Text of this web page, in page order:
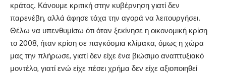
κράτος. Κάνουμε κριτική στην κυβέρνηση γιατί δεν
παρενέβη, αλλά άφησε τάχα την αγορά να λειτουργήσει.
Θέλω να υπενθυμίσω ότι όταν ξεκίνησε η οικονομική κρίση
το 2008, ήταν κρίση σε παγκόσμια κλίμακα, όμως η χώρα
μας την πλήρωσε, γιατί δεν είχε ένα βιώσιμο αναπτυξιακό
μοντέλο, γιατί ενώ είχε πέσει χρήμα δεν είχε αξιοποιηθεί